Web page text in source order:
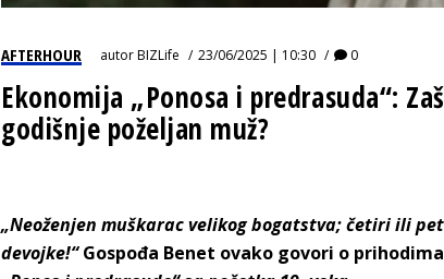
AFTERHOUR autorBIZLife 23/06/2025 | 10:30 0
Ekonomija „Ponosa i predrasuda“:
godišnje poželjan muž?
„Neoženjen muškarac velikog bogatstva; četiri ili
devojke!“Gospođa Benet ovako govori o